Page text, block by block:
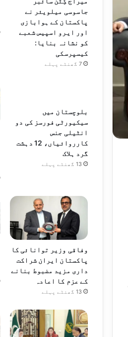
جاسوسی میلویئر نے
پاکستان کے ہوابازی
اور ایرو اسپیس شعبے
کو نشانہ بنایا:
کیسپرسکی
7 گھنٹے پہلے
بلوچستان میں
سیکیورٹی فورسز کی دو
انٹیلی جنس
کارروائیاں، 12 دہشت
گرد ہلاک
13 گھنٹے پہلے
وفاقی وزیر توانائی کا
پاکستان ایران شراکت
داری مزید مضبوط بنانے
کے عزم کا اعادہ
13 گھنٹے پہلے